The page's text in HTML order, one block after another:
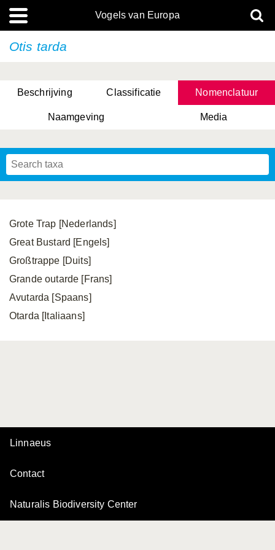
Vogels van Europa
Otis tarda
Beschrijving Classificatie Nomenclatuur
Naamgeving Media
Grote Trap [Nederlands]
Great Bustard [Engels]
Großtrappe [Duits]
Grande outarde [Frans]
Avutarda [Spaans]
Otarda [Italiaans]
Linnaeus
Contact
Naturalis Biodiversity Center